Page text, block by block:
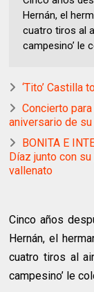
Hernán, el
cuatro tiros al
campesino’ le
‘Tito’ Castilla
Concierto
aniversario de
BONITA E
Díaz junto con
vallenato
Cinco años
Hernán, el
cuatro tiros al
campesino’ le